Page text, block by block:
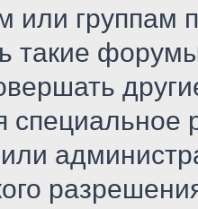
или группам
такие